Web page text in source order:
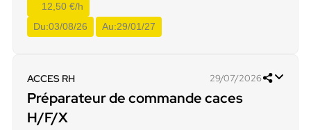
12,50 €/h
Du:03/08/26 Au:29/01/27
ACCES RH 29/07/2026
Préparateur de commande caces
H/F/X